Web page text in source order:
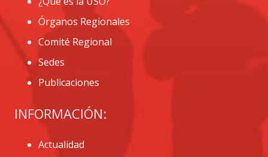
Órganos Regionales
Comité Regional
Sedes
Publicaciones
INFORMACIÓN:
Actualidad